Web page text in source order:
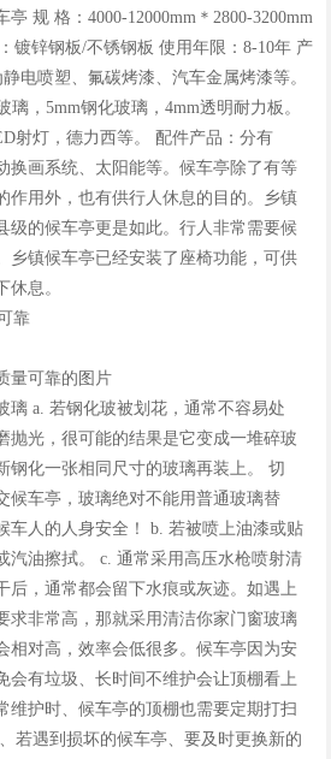
规 格：4000-12000mm＊2800-3200mm
镀锌钢板/不锈钢板 使用年限：8-10年 产
电喷塑、氟碳烤漆、汽车金属烤漆等。
璃，5mm钢化玻璃，4mm透明耐力板。
射灯，德力西等。 配件产品：分有
换画系统、太阳能等。候车亭除了有等
作用外，也有供行人休息的目的。乡镇
级的候车亭更是如此。行人非常需要候
乡镇候车亭已经安装了座椅功能，可供
休息。
量可靠的图片
璃 a. 若钢化玻被划花，通常不容易处
抛光，很可能的结果是它变成一堆碎玻
钢化一张相同尺寸的玻璃再装上。 切
候车亭，玻璃绝对不能用普通玻璃替
车人的人身安全！ b. 若被喷上油漆或贴
汽油擦拭。 c. 通常采用高压水枪喷射清
后，通常都会留下水痕或灰迹。如遇上
求非常高，那就采用清洁你家门窗玻璃
相对高，效率会低很多。候车亭因为安
会有垃圾、长时间不维护会让顶棚看上
维护时、候车亭的顶棚也需要定期打扫
若遇到损坏的候车亭、要及时更换新的